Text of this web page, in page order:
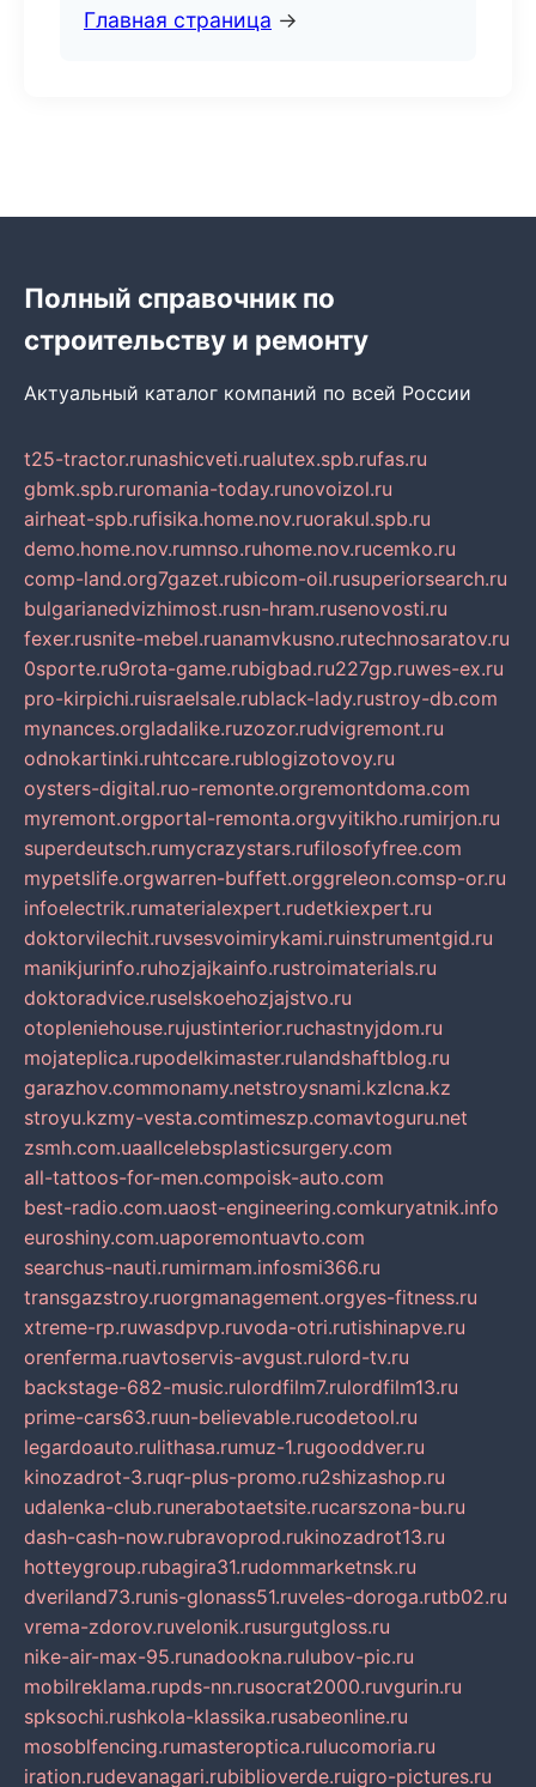
Главная страница →
Полный справочник по
строительству и ремонту
Актуальный каталог компаний по всей России
t25-tractor.runashicveti.rualutex.spb.rufas.ru
gbmk.spb.ruromania-today.runovoizol.ru
airheat-spb.rufisika.home.nov.ruorakul.spb.ru
demo.home.nov.rumnso.ruhome.nov.rucemko.ru
comp-land.org7gazet.rubicom-oil.rusuperiorsearch.ru
bulgarianedvizhimost.rusn-hram.rusenovosti.ru
fexer.rusnite-mebel.ruanamvkusno.rutechnosaratov.ru
0sporte.ru9rota-game.rubigbad.ru227gp.ruwes-ex.ru
pro-kirpichi.ruisraelsale.rublack-lady.rustroy-db.com
mynances.orgladalike.ruzozor.rudvigremont.ru
odnokartinki.ruhtccare.rublogizotovoy.ru
oysters-digital.ruo-remonte.orgremontdoma.com
myremont.orgportal-remonta.orgvyitikho.rumirjon.ru
superdeutsch.rumycrazystars.rufilosofyfree.com
mypetslife.orgwarren-buffett.orggreleon.comsp-or.ru
infoelectrik.rumaterialexpert.rudetkiexpert.ru
doktorvilechit.ruvsesvoimirykami.ruinstrumentgid.ru
manikjurinfo.ruhozjajkainfo.rustroimaterials.ru
doktoradvice.ruselskoehozjajstvo.ru
otopleniehouse.rujustinterior.ruchastnyjdom.ru
mojateplica.rupodelkimaster.rulandshaftblog.ru
garazhov.commonamy.netstroysnami.kzlcna.kz
stroyu.kzmy-vesta.comtimeszp.comavtoguru.net
zsmh.com.uaallcelebsplasticsurgery.com
all-tattoos-for-men.compoisk-auto.com
best-radio.com.uaost-engineering.comkuryatnik.info
euroshiny.com.uaporemontuavto.com
searchus-nauti.rumirmam.infosmi366.ru
transgazstroy.ruorgmanagement.orgyes-fitness.ru
xtreme-rp.ruwasdpvp.ruvoda-otri.rutishinapve.ru
orenferma.ruavtoservis-avgust.rulord-tv.ru
backstage-682-music.rulordfilm7.rulordfilm13.ru
prime-cars63.ruun-believable.rucodetool.ru
legardoauto.rulithasa.rumuz-1.rugooddver.ru
kinozadrot-3.ruqr-plus-promo.ru2shizashop.ru
udalenka-club.runerabotaetsite.rucarszona-bu.ru
dash-cash-now.rubravoprod.rukinozadrot13.ru
hotteygroup.rubagira31.rudommarketnsk.ru
dveriland73.runis-glonass51.ruveles-doroga.rutb02.ru
vrema-zdorov.ruvelonik.rusurgutgloss.ru
nike-air-max-95.runadookna.rulubov-pic.ru
mobilreklama.rupds-nn.rusocrat2000.ruvgurin.ru
spksochi.rushkola-klassika.rusabeonline.ru
mosoblfencing.rumasteroptica.rulucomoria.ru
iration.rudevanagari.rubiblioverde.ruigro-pictures.ru